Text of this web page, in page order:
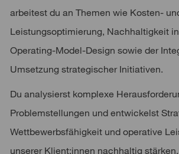
arbeitest du an Themen wie Kosten-
Leistungsoptimierung, Nachhaltigkeit
Operating-Model-Design sowie der
Umsetzung strategischer Initiativen.
Du analysierst komplexe
Problemstellungen und entwickelst
Wettbewerbsfähigkeit und operative
unserer Klient:innen nachhaltig stärken.